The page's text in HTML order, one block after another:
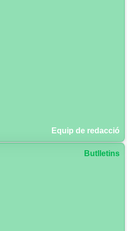
Equip de redacció
Butlletins